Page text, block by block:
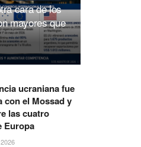
cara de los
mayores que
ucraniana fue
con el Mossad y
las cuatro
Europa